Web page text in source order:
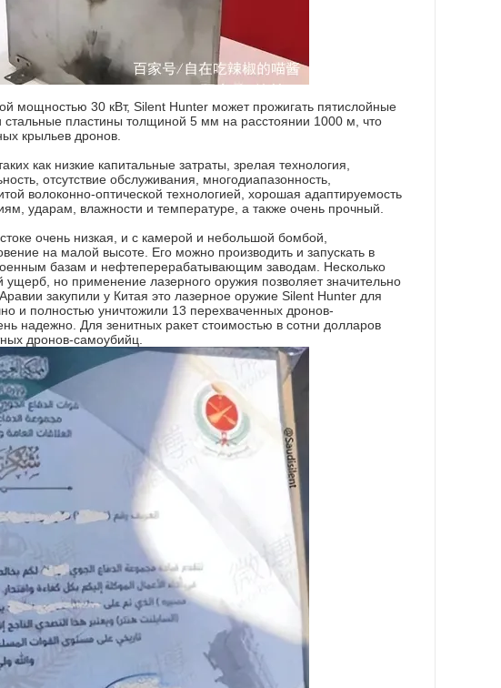
мощностью 30 кВт, Silent Hunter может прожигать пятислойные
пластины толщиной 5 мм на расстоянии 1000 м, что
крыльев дронов.
как низкие капитальные затраты, зрелая технология,
отсутствие обслуживания, многодиапазонность,
волоконно-оптической технологией, хорошая адаптируемость
ударам, влажности и температуре, а также очень прочный.
очень низкая, и с камерой и небольшой бомбой,
на малой высоте. Его можно производить и запускать в
базам и нефтеперерабатывающим заводам. Несколько
но применение лазерного оружия позволяет значительно
закупили у Китая это лазерное оружие Silent Hunter для
и полностью уничтожили 13 перехваченных дронов-
надежно. Для зенитных ракет стоимостью в сотни долларов
дронов-самоубийц.